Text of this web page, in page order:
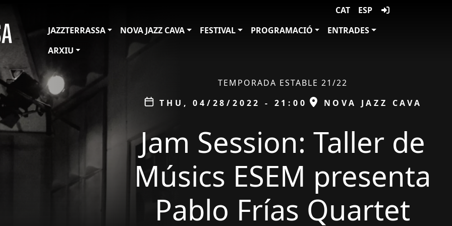
CAT
ESP
JAZZTERRASSA
NOVA JAZZ CAVA FESTIVAL PROGRAMACIÓ
ENTRADES
ARXIU
TEMPORADA ESTABLE 21/22
Data
THU, 04/28/2022 - 21:00 ESPAI
NOVA JAZZ CAVA
Jam Session: Taller de
Músics ESEM presenta
Pablo Frías Quartet